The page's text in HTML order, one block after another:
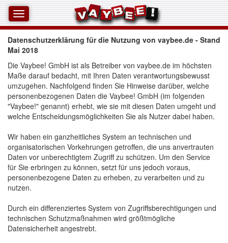
Datenschutzerklärung für die Nutzung von vaybee.de - Stand
Mai 2018
Die Vaybee! GmbH ist als Betreiber von vaybee.de im höchsten
Maße darauf bedacht, mit Ihren Daten verantwortungsbewusst
umzugehen. Nachfolgend finden Sie Hinweise darüber, welche
personenbezogenen Daten die Vaybee! GmbH (im folgenden
"Vaybee!" genannt) erhebt, wie sie mit diesen Daten umgeht und
welche Entscheidungsmöglichkeiten Sie als Nutzer dabei haben.
Wir haben ein ganzheitliches System an technischen und
organisatorischen Vorkehrungen getroffen, die uns anvertrauten
Daten vor unberechtigtem Zugriff zu schützen. Um den Service
für Sie erbringen zu können, setzt für uns jedoch voraus,
personenbezogene Daten zu erheben, zu verarbeiten und zu
nutzen.
Durch ein differenziertes System von Zugriffsberechtigungen und
technischen Schutzmaßnahmen wird größtmögliche
Datensicherheit angestrebt.